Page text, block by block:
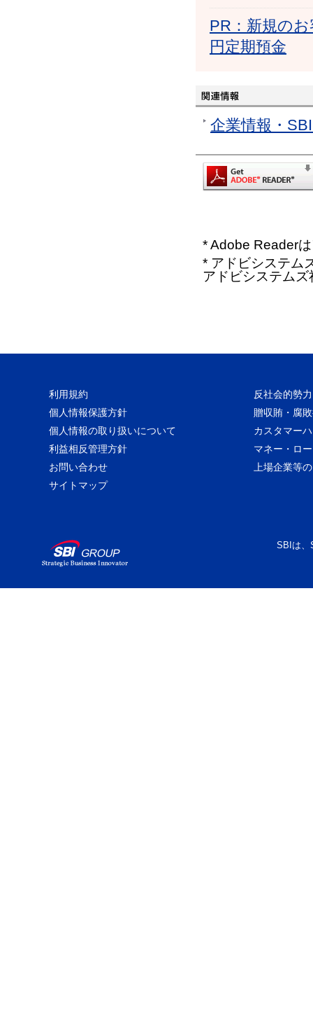
PR：新規の
円定期預金
企業情報・
* Adobe Reader
* アドビシステム
アドビシステム
利用規約
反社会的勢
個人情報保護方針
贈収賄・腐
個人情報の取り扱いについて
カスタマー
利益相反管理方針
マネー・ロ
お問い合わせ
上場企業等
サイトマップ
SBIは、